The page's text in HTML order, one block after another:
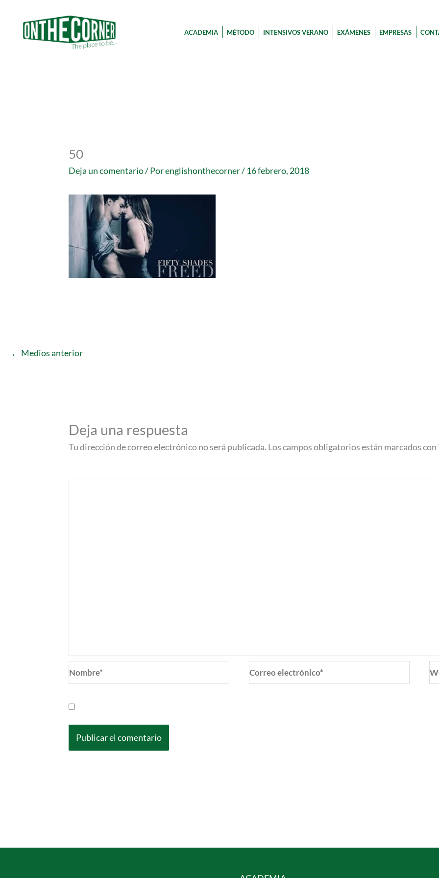
contenido
ACADEMIA MÉTODO INTENSIVOS VERANO EXÁMENES EMPRESAS
50
Deja un comentario/ Porenglishonthecorner/ 16 febrero, 2018
← Medios anterior
Deja una respuesta
Tu dirección de correo electrónico no será publicada. Los campos obligatorios están marcados con
electrónico*